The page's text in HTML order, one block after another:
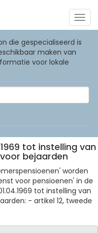
die gespecialiseerd is
maken van
voor lokale
tot instelling van
bejaarden
worden
voor pensioenen' in de
tot instelling van
- artikel 12, tweede